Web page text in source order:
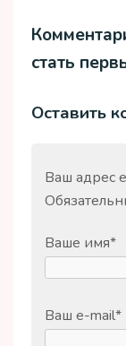
стать
Оставить
Ваш адрес
Ваше имя*
Ваш e-mail*